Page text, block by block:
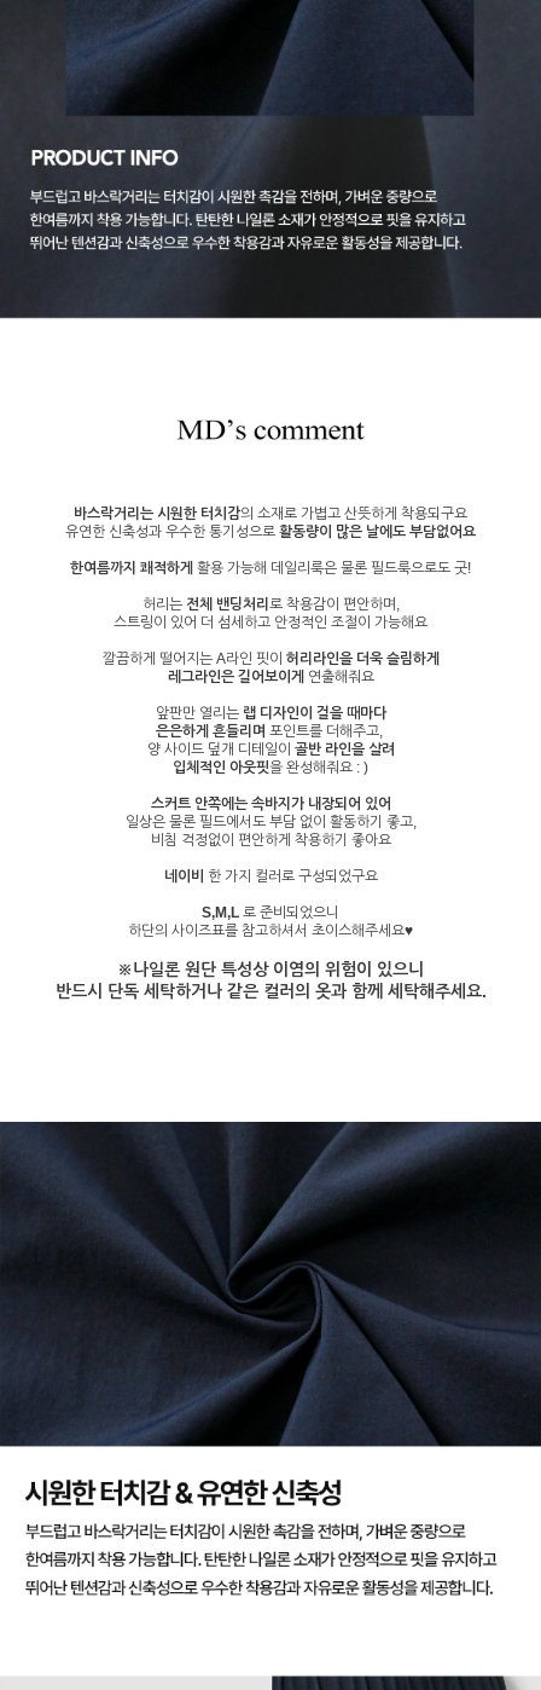
바스락거리는 시원한 터치감의 소재로 가볍고 산뜻하게 착용되구요
유연한 신축성과 우수한 통기성으로 활동량이 많은 날에도 부담없어요
한여름까지 쾌적하게 활용 가능해 데일리룩은 물론 필드룩으로도 굿!
허리는전체 밴딩처리 로 착용감이 편안하며,
스트링이 있어 더 섬세하고 안정적인 조절이 가능해요
깔끔하게 떨어지는 A라인 핏이 허리라인을 더욱 슬림하게
레그라인은 길어보이게 연출해줘요
앞판만 열리는 랩 디자인이 걸을 때마다
은은하게 흔들리며 포인트를 더해주고,
양 사이드 덮개 디테일이 골반 라인을 살려
입체적인 아웃핏을 완성해줘요 : )
스커트 안쪽에는 속바지가 내장되어 있어
일상은 물론 필드에서도 부담 없이 활동하기 좋고,
비침 걱정없이 편안하게 착용하기 좋아요
네이비 한 가지 컬러로 구성되었구요
S,M,L 로 준비되었으니
하단의 사이즈표를 참고하셔서 초이스해주세요♥
※나일론 원단 특성상 이염의 위험이 있으니
반드시 단독 세탁하거나 같은 컬러의 옷과 함께 세탁해주세요.